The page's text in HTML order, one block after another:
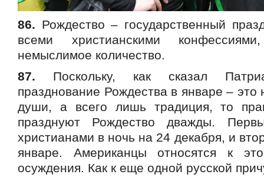
86. Рождество – государственный
всеми христианскими
немыслимое количество.
87. Поскольку, как сказал
празднование Рождества в январе – это
души, а всего лишь традиция, то
празднуют Рождество дважды.
христианами в ночь на 24 декабря, и
январе. Американцы относятся к
осуждения. Как к еще одной русской